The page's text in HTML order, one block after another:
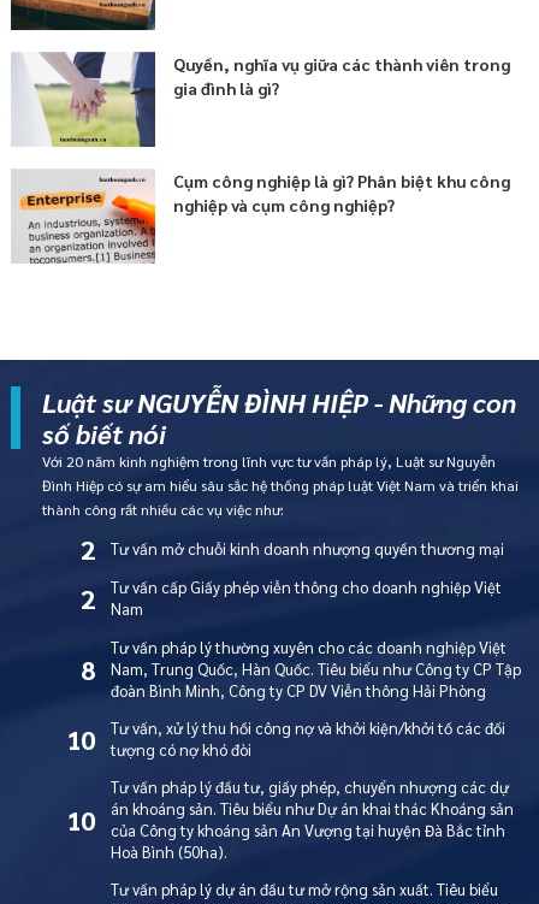
Quyền, nghĩa vụ giữa các thành viên trong
gia đình là gì?
Cụm công nghiệp là gì? Phân biệt khu công
nghiệp và cụm công nghiệp?
Luật sư NGUYỄN ĐÌNH HIỆP - Những con
số biết nói
Với 20 năm kinh nghiệm trong lĩnh vực tư vấn pháp lý, Luật sư Nguyễn
Đình Hiệp có sự am hiểu sâu sắc hệ thống pháp luật Việt Nam và triển khai
thành công rất nhiều các vụ việc như:
2 Tư vấn mở chuỗi kinh doanh nhượng quyền thương mại
2
Tư vấn cấp Giấy phép viễn thông cho doanh nghiệp Việt
Nam
8
Tư vấn pháp lý thường xuyên cho các doanh nghiệp Việt
Nam, Trung Quốc, Hàn Quốc. Tiêu biểu như Công ty CP Tập
đoàn Bình Minh, Công ty CP DV Viễn thông Hải Phòng
10
Tư vấn, xử lý thu hồi công nợ và khởi kiện/khởi tố các đối
tượng có nợ khó đòi
10
Tư vấn pháp lý đầu tư, giấy phép, chuyển nhượng các dự
án khoáng sản. Tiêu biểu như Dự án khai thác Khoáng sản
của Công ty khoáng sản An Vượng tại huyện Đà Bắc tỉnh
Hoà Bình (50ha).
Tư vấn pháp lý dự án đầu tư mở rộng sản xuất. Tiêu biểu